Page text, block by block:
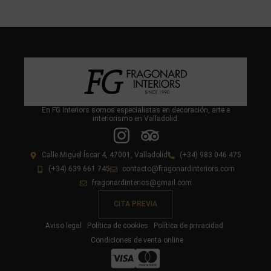
En FG Interiors somos especialistas en decoración, arte e
interiorismo en Valladolid.
Calle Miguel Íscar 4, 47001, Valladolid
(+34) 983 046 475
(+34) 639 661 745
contacto@fragonardinteriors.com
fragonardinterios@gmail.com
CITA PREVIA
Aviso legal Política de cookies
Política de privacidad
Condiciones de venta online